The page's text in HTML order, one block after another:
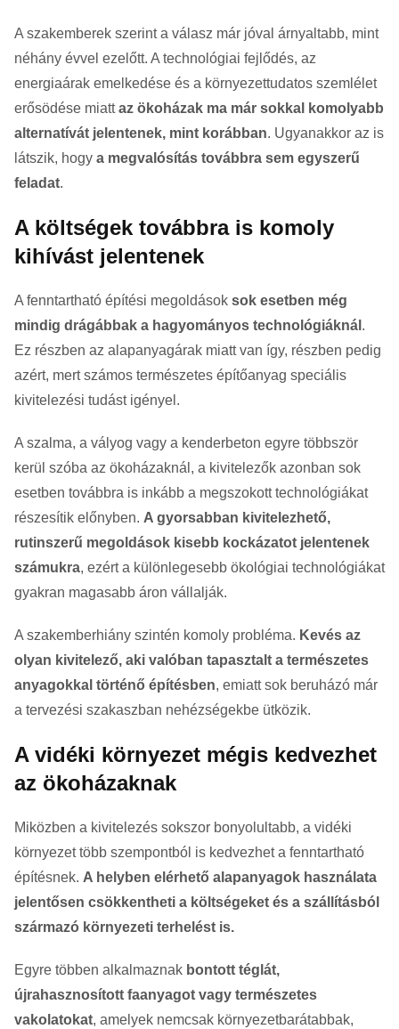
A szakemberek szerint a válasz már jóval árnyaltabb, mint
néhány évvel ezelőtt. A technológiai fejlődés, az
energiaárak emelkedése és a környezettudatos szemlélet
erősödése miattaz ökoházak ma már sokkal komolyabb
alternatívát jelentenek, mint korábban. Ugyanakkor az is
látszik, hogy a megvalósítás továbbra sem egyszerű
feladat.
A költségek továbbra is komoly
kihívást jelentenek
A fenntartható építési megoldások sok esetben még
mindig drágábbak a hagyományos technológiáknál .
Ez részben az alapanyagárak miatt van így, részben pedig
azért, mert számos természetes építőanyag speciális
kivitelezési tudást igényel.
A szalma, a vályog vagy a kenderbeton egyre többször
kerül szóba az ökoházaknál, a kivitelezők azonban sok
esetben továbbra is inkább a megszokott technológiákat
részesítik előnyben. A gyorsabban kivitelezhető,
rutinszerű megoldások kisebb kockázatot jelentenek
számukra, ezért a különlegesebb ökológiai technológiákat
gyakran magasabb áron vállalják.
A szakemberhiány szintén komoly probléma. Kevés az
olyan kivitelező, aki valóban tapasztalt a természetes
anyagokkal történő építésben, emiatt sok beruházó már
a tervezési szakaszban nehézségekbe ütközik.
A vidéki környezet mégis kedvezhet
az ökoházaknak
Miközben a kivitelezés sokszor bonyolultabb, a vidéki
környezet több szempontból is kedvezhet a fenntartható
építésnek. A helyben elérhető alapanyagok használata
jelentősen csökkentheti a költségeket és a szállításból
származó környezeti terhelést is.
Egyre többen alkalmaznak bontott téglát,
újrahasznosított faanyagot vagy természetes
vakolatokat, amelyek nemcsak környezetbarátabbak,